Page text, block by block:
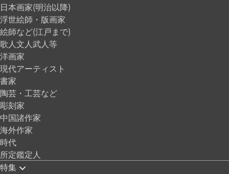
日本画家(明治以降)
浮世絵師・版画家
絵師など(江戸まで)
歌人文人武人等
洋画家
現代アーティスト
書家
陶芸・工芸など
彫刻家
中国諸作家
海外作家
時代
所定鑑定人
特集